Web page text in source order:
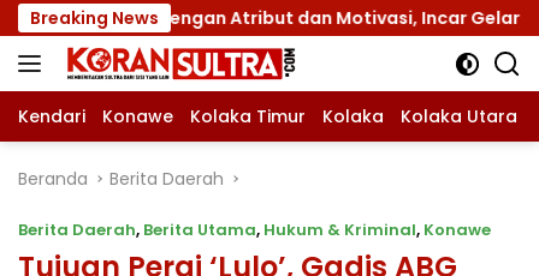
Langsung
ke
konten
Breaking News
XII dengan Atribut dan Motivasi, Incar Gelar Terbaik di
Kendari Konawe Kolaka Timur Kolaka Kolaka Utara
Beranda Berita Daerah
Berita Daerah, Berita Utama, Hukum & Kriminal, Konawe
Tujuan Pergi ‘Lulo’, Gadis ABG